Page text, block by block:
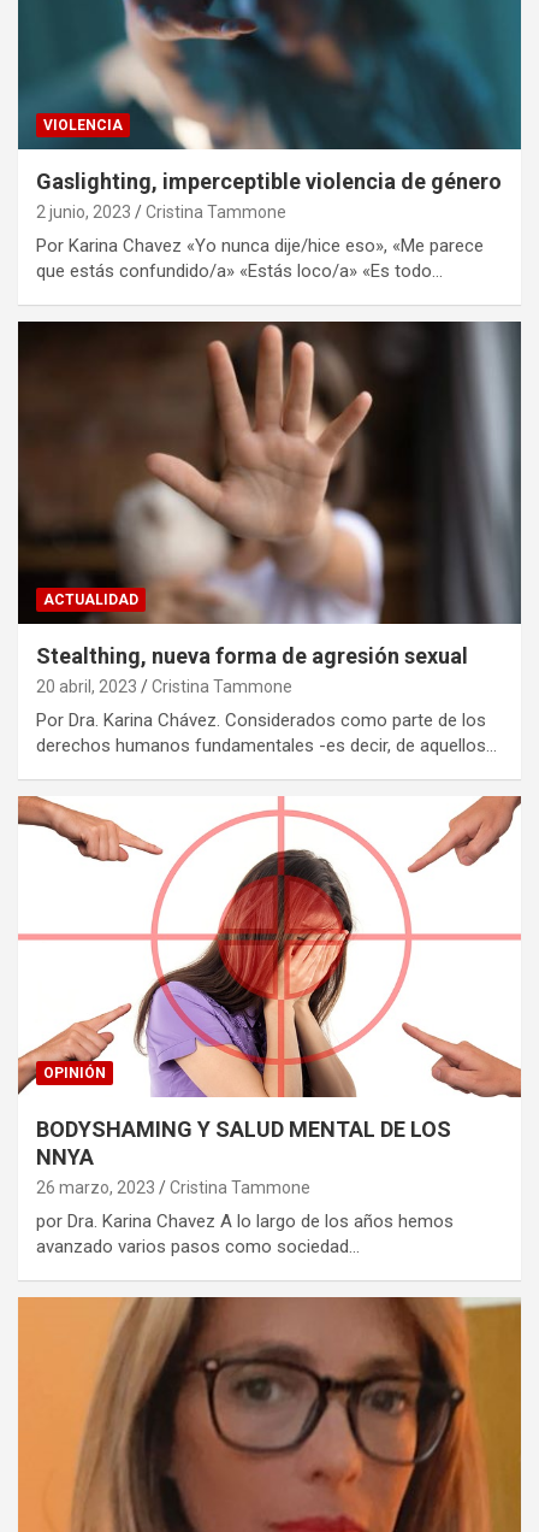
VIOLENCIA
Gaslighting, imperceptible violencia de género
2 junio, 2023 Cristina Tammone
Por Karina Chavez «Yo nunca dije/hice eso», «Me parece
que estás confundido/a» «Estás loco/a» «Es todo…
ACTUALIDAD
Stealthing, nueva forma de agresión sexual
20 abril, 2023 Cristina Tammone
Por Dra. Karina Chávez. Considerados como parte de los
derechos humanos fundamentales -es decir, de aquellos…
OPINIÓN
BODYSHAMING Y SALUD MENTAL DE LOS
NNYA
26 marzo, 2023 Cristina Tammone
por Dra. Karina Chavez A lo largo de los años hemos
avanzado varios pasos como sociedad…